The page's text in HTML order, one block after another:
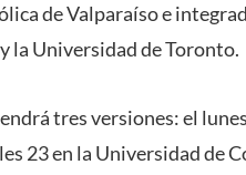
de Valparaíso e
la Universidad de Toronto.
tres versiones: el
23 en la Universidad de